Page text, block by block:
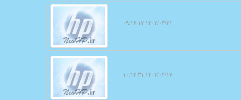
۱۴۰۲/۰۳/۲۱ ۰۹:۱۶:۱۷
۱۴۰۲/۰۲/۱۷ ۱۰:۱۴:۳۱